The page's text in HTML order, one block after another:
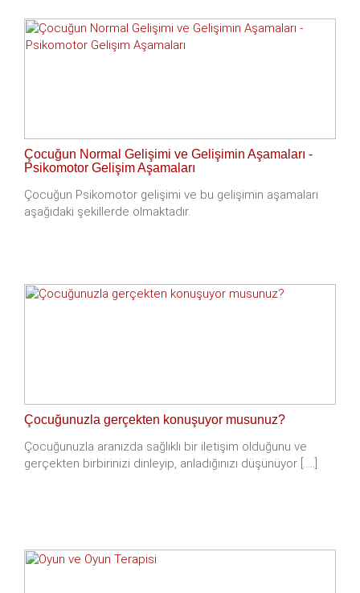
Çocuğun Normal Gelişimi ve Gelişimin Aşamaları -
Psikomotor Gelişim Aşamaları
Çocuğun Psikomotor gelişimi ve bu gelişimin aşamaları
aşağıdaki şekillerde olmaktadır.
Çocuğunuzla gerçekten konuşuyor musunuz?
Çocuğunuzla aranızda sağlıklı bir iletişim olduğunu ve
gerçekten birbirinizi dinleyip, anladığınızı düşünüyor [.....]